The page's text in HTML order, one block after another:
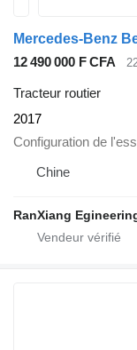
Mercedes-Benz
12 490 000 F CFA
Tracteur routier
2017
Configuration de
Chine
RanXiang